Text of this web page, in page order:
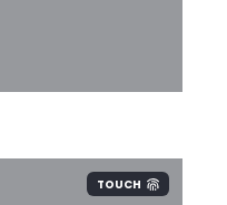
TOUCH